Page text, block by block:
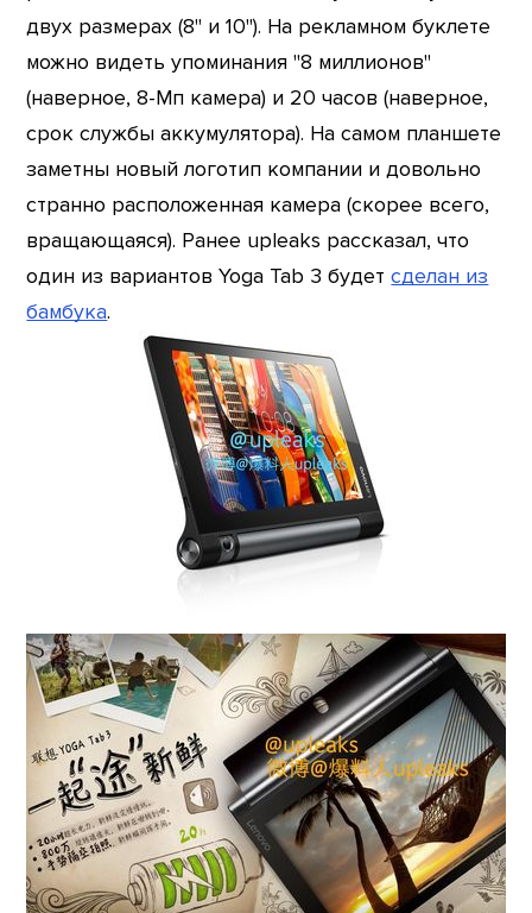
двух размерах (8" и 10"). На рекламном буклете
можно видеть упоминания "8 миллионов"
(наверное, 8-Мп камера) и 20 часов (наверное,
срок службы аккумулятора). На самом планшете
заметны новый логотип компании и довольно
странно расположенная камера (скорее всего,
вращающаяся). Ранее upleaks рассказал, что
один из вариантов Yoga Tab 3 будетсделан из
бамбука.